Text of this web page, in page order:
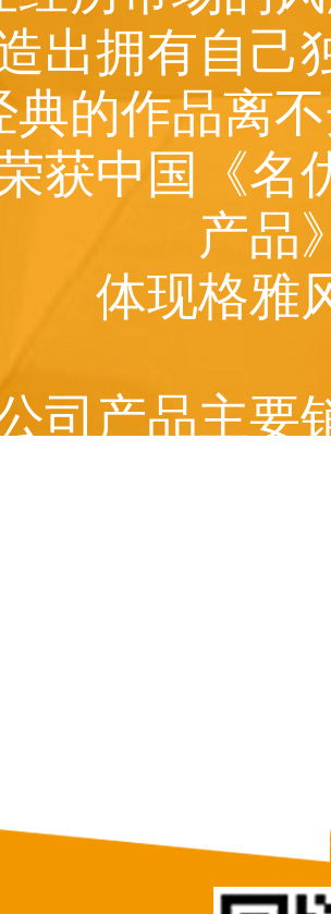
出拥有自己
典的作品离
获中国《名
产品
体现格雅
司产品主要